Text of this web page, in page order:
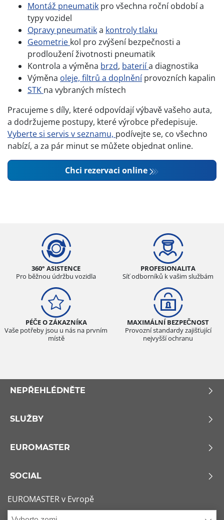
Montáž pneumatik pro všechna roční období a
typy vozidel
Opravy pneumatika kontroly tlaku
Geometrie kol pro zvýšení bezpečnosti a
prodloužení životnosti pneumatik
Kontrola a výměna brzd, bateriía diagnostika
Výměna oleje, filtrů a doplněníprovozních kapalin
STK na vybraných místech
Pracujeme s díly, které odpovídají výbavě vašeho auta,
a dodržujeme postupy, které výrobce předepisuje.
Vyberte si servis v seznamu, podívejte se, co všechno
nabízí, a za pár minut se můžete objednat online.
Chci rezervaci online
360° ASISTENCE
Pro běžnou údržbu vozidla
PROFESIONALITA
Síť odborníků k vašim službám
PÉČE O ZÁKAZNÍKA
Vaše potřeby jsou u nás na prvním
místě
MAXIMÁLNÍ BEZPEČNOST
Provozní standardy zajišťující
nejvyšší ochranu
NEPŘEHLÉDNĚTE
SLUŽBY
EUROMASTER
SOCIAL
EUROMASTER v Evropě